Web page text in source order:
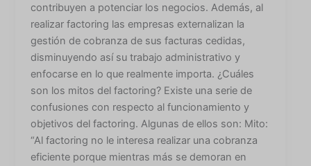
contribuyen a potenciar los negocios. Además, al
realizar factoring las empresas externalizan la
gestión de cobranza de sus facturas cedidas,
disminuyendo así su trabajo administrativo y
enfocarse en lo que realmente importa. ¿Cuáles
son los mitos del factoring? Existe una serie de
confusiones con respecto al funcionamiento y
objetivos del factoring. Algunas de ellos son: Mito:
“Al factoring no le interesa realizar una cobranza
eficiente porque mientras más se demoran en